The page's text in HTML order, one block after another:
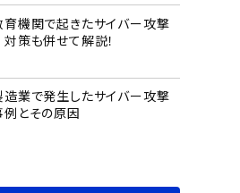
育機関で起きたサイバー攻撃
策も併せて解説！
造業で発生したサイバー攻撃
とその原因